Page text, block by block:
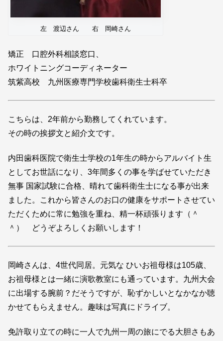
左 渡辺さん 右 岡崎さん
矯正 口腔外科相談窓口、
ホワイトニングコーディネーター
筑紫高校 九州医療専門学校歯科衛生士科卒
こちらは、2年前から勤務してくれています。
その時の挨拶文と紹介文です。
内田歯科医院で衛生士学校の1年生の時からアルバイト生
としてお世話になり、3年間多くの事を学ばせていただき
無事 国家試験に合格、晴れて歯科衛生士になる事が出来
ました。これから皆さんのお口の健康をサポートさせてい
ただくために常に勉強を重ね、精一杯頑張ります（＾
＾） どうぞよろしくお願いします！
岡崎さんは、4世代同居。元気な ひいお祖母様は105歳、
お祖母様とは一緒に演歌教室にも通っています。九州大会
に出場する腕前？だそうですが、恥ずかしいとなかなか聴
かせてもらえません。趣味は写真にドライブ。
免許取り立ての時に一人で九州一周の旅にでる大胆さもあ